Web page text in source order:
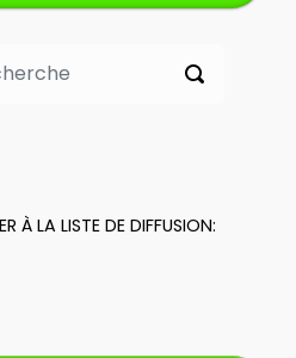
À LA LISTE DE DIFFUSION: